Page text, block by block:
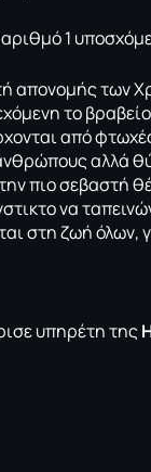
1
απονομής των
το βραβείο
από
αλλά
πιο σεβαστή
να
στη ζωή όλων,
υπηρέτη της